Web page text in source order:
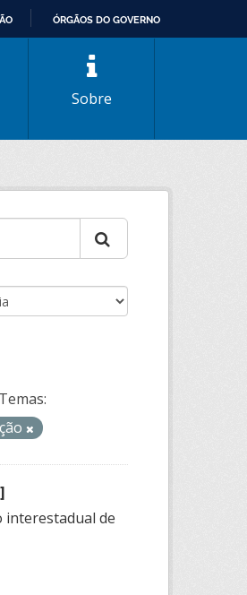
ÓRGÃOS DO GOVERNO
Sobre
Temas:
interestadual de